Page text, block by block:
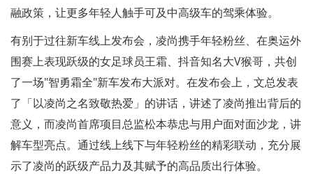
融政策，让更多年轻人触手可及中高级车的驾乘体验。
有别于过往新车线上发布会，凌尚携手年轻粉丝、在奥运外
围赛上表现跃级的女足球员王霜、抖音知名大V猴哥，共创
了一场"智勇霜全"新车发布大派对。在发布会上，文总发表
了「以凌尚之名致敬热爱」的讲话，讲述了凌尚推出背后的
意义，而凌尚首席项目总监松本恭忠与用户面对面沙龙，讲
解车型亮点。通过线上线下与年轻粉丝的精彩联动，充分展
示了凌尚的跃级产品力及其赋予的高品质出行体验。